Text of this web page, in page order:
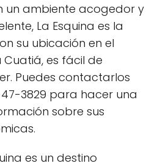
un ambiente acogedor y
La Esquina es la
su ubicación en el
es fácil de
Puedes contactarlos
3829 para hacer una
sobre sus
es un destino